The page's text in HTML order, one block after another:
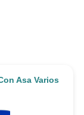
Asa Varios